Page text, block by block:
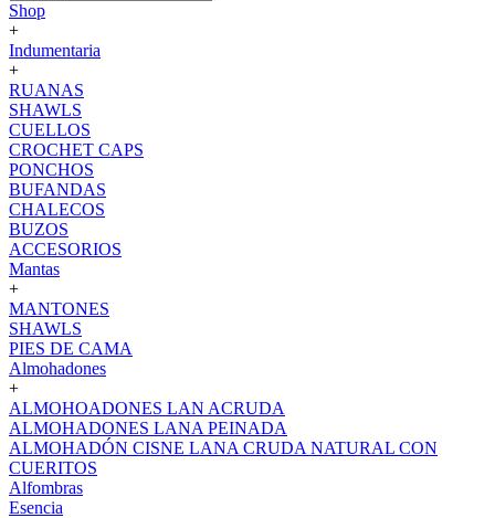
Shop
+
Indumentaria
+
RUANAS
SHAWLS
CUELLOS
CROCHET CAPS
PONCHOS
BUFANDAS
CHALECOS
BUZOS
ACCESORIOS
Mantas
+
MANTONES
SHAWLS
PIES DE CAMA
Almohadones
+
ALMOHOADONES LAN ACRUDA
ALMOHADONES LANA PEINADA
ALMOHADÓN CISNE LANA CRUDA NATURAL CON
CUERITOS
Alfombras
Esencia